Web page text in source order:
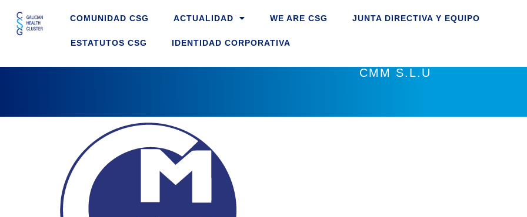
COMUNIDAD CSG ACTUALIDAD WE ARE CSG JUNTA DIRECTIVA Y EQUIPO
ESTATUTOS CSG IDENTIDAD CORPORATIVA
CMM S.L.U